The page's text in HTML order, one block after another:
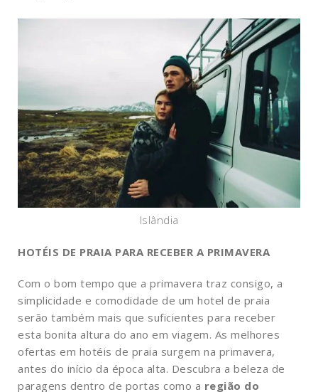
Islândia
HOTÉIS DE PRAIA PARA RECEBER A PRIMAVERA
Com o bom tempo que a primavera traz consigo, a
simplicidade e comodidade de um hotel de praia
serão também mais que suficientes para receber
esta bonita altura do ano em viagem. As melhores
ofertas em hotéis de praia surgem na primavera,
antes do início da época alta. Descubra a beleza de
paragens dentro de portas como a região do